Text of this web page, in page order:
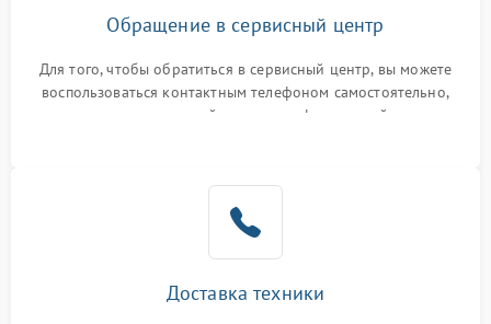
Обращение в сервисный центр
Для того, чтобы обратиться в сервисный центр, вы можете
воспользоваться контактным телефоном самостоятельно,
или оставить свой номер телефона на сайте
Доставка техники